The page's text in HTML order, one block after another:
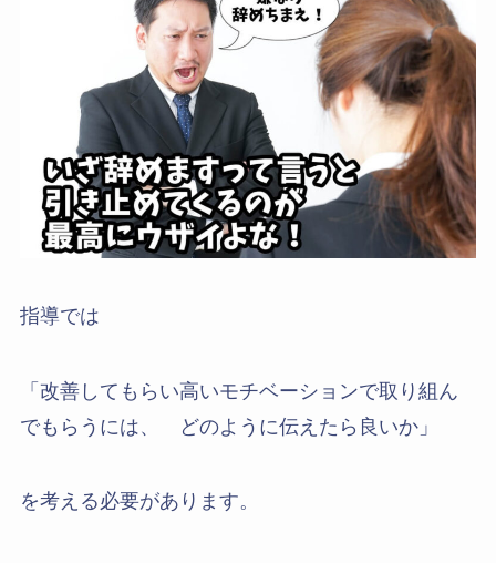
指導では
「改善してもらい高いモチベーションで取り組ん
でもらうには、 どのように伝えたら良いか」
を考える必要があります。